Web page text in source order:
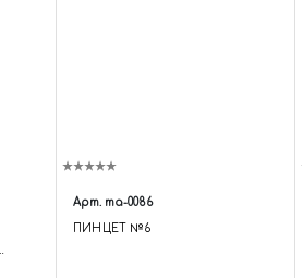
Арт. ma-0086
ПИНЦЕТ №6